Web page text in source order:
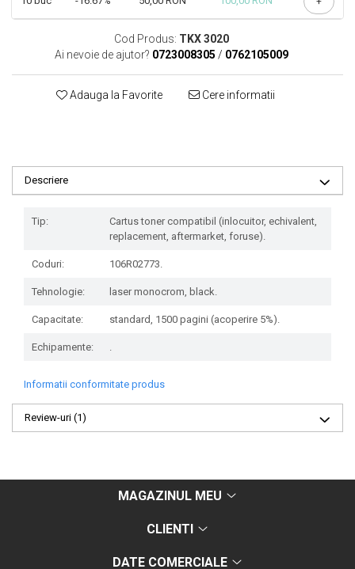
Cod Produs: TKX 3020
Ai nevoie de ajutor? 0723008305 / 0762105009
Adauga la Favorite Cere informatii
Descriere
Tip:
Cartus toner compatibil (inlocuitor, echivalent,
replacement, aftermarket, foruse).
Coduri: 106R02773.
Tehnologie: laser monocrom, black.
Capacitate: standard, 1500 pagini (acoperire 5%).
Echipamente: .
Informatii conformitate produs
Review-uri (1)
MAGAZINUL MEU
CLIENTI
DATE COMERCIALE